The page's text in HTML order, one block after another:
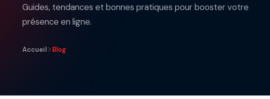
Guides, tendances et bonnes pratiques pour booster votre
présence en ligne.
Accueil Blog